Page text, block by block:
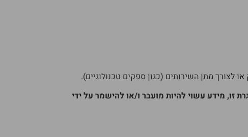
מתן השירותים (כגון ספקים טכנולוגיים).
זו, מידע עשוי להיות מועבר ו/או להישמר על ידי